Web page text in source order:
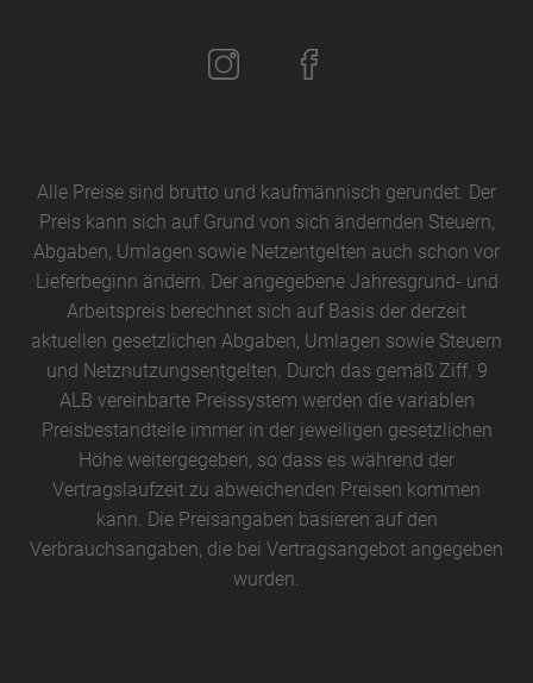
Alle Preise sind brutto und kaufmännisch gerundet. Der
Preis kann sich auf Grund von sich ändernden Steuern,
Abgaben, Umlagen sowie Netzentgelten auch schon vor
Lieferbeginn ändern. Der angegebene Jahresgrund- und
Arbeitspreis berechnet sich auf Basis der derzeit
aktuellen gesetzlichen Abgaben, Umlagen sowie Steuern
und Netznutzungsentgelten. Durch das gemäß Ziff. 9
ALB vereinbarte Preissystem werden die variablen
Preisbestandteile immer in der jeweiligen gesetzlichen
Höhe weitergegeben, so dass es während der
Vertragslaufzeit zu abweichenden Preisen kommen
kann. Die Preisangaben basieren auf den
Verbrauchsangaben, die bei Vertragsangebot angegeben
wurden.